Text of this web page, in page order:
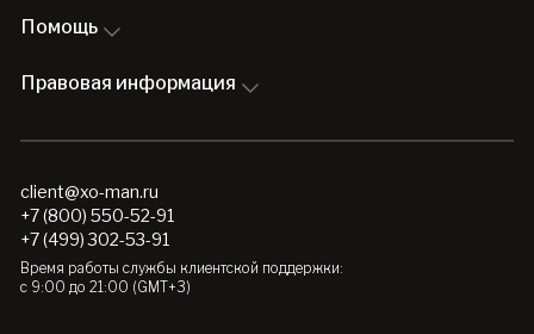
Помощь
Правовая информация
client@xo-man.ru
+7 (800) 550-52-91
+7 (499) 302-53-91
Время работы службы клиентской поддержки:
с 9:00 до 21:00 (GMT+3)